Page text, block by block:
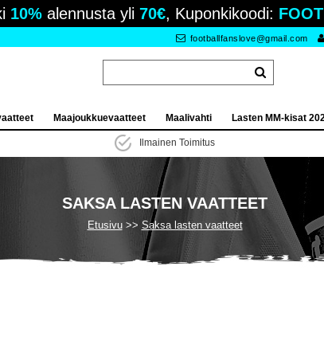
10%alennusta yli 70€, Kuponkikoodi:
footballfanslove@gmail.com
Maajoukkuevaatteet Maalivahti Lasten MM-kisat
Ilmainen Toimitus
SAKSA LASTEN VAATTEET
Etusivu Saksa lasten vaatteet